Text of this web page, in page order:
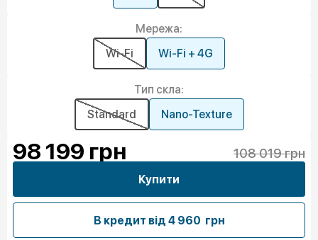
Мережа:
Wi-Fi
Wi-Fi + 4G
Тип скла:
Standard
Nano-Texture
98 199 грн 108 019 грн
Купити
В кредит від 4 960 грн